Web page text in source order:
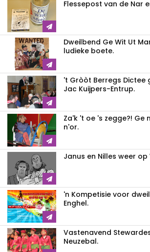
Flessepost van de Nar
Dweilbend Ge Wit Ut
ludieke boete.
't Gròòt Berregs Dictee
Jac Kuijpers-Entrup.
Za'k 't oe 's zegge?! Ge
n'or.
Janus en Nilles weer op
'n Kompetisie voor
Enghel.
Vastenavend
Neuzebal.